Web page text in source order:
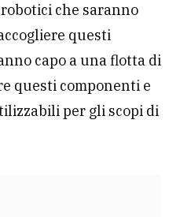
che saranno
questi
capo a una flotta di
questi componenti e
per gli scopi di